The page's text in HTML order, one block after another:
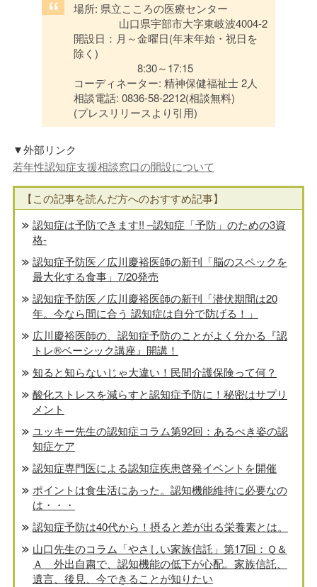
場所: 県立こころの医療センター
山口県宇部市大字東岐波4004-2
開設日：月～金曜日(年末年始・祝日を
除く)
8:30～17:15
コーディネーター: 精神保健福祉士 2人
相談電話: 0836-58-2212(相談無料)
(プレスリリースより引用)
▼外部リンク
若年性認知症支援相談窓口の開設について
【この記事を読んだ方へのおすすめ記事】
認知症は予防できます!! –認知症「予防」のための3資
格-
認知症予防医／広川慶裕医師の新刊「脳のスペックを
最大化する食事」7/20発売
認知症予防医／広川慶裕医師の新刊「潜伏期間は20
年。今なら間に合う 認知症は自分で防げる！」
広川慶裕医師の、認知症予防のことがよく分かる『認
トレ®️ベーシック講座』開講！
知ると知らないじゃ大違い！民間介護保険って何？
酸化ストレスを減らすと認知症予防に！秘密はサプリ
メント
ユッキー先生の認知症コラム第92回：あるべき姿の認
知症ケア
認知症専門医による認知症疾患啓発イベントを開催
ポイントは食生活にあった。認知機能維持に必要なの
は・・・
認知症予防は40代から！摂ると差が出る栄養素とは。
山口先生のコラム「やさしい家族信託」第17回：Ｑ＆
Ａ 外出自粛で、認知機能の低下が心配。家族信託、
遺言、後見、今できることが知りたい